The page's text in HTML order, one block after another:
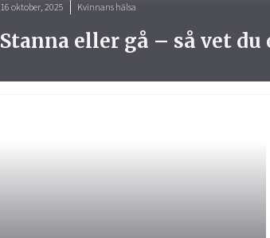
16 oktober, 2025 Kvinnans hälsa
Stanna eller gå – så vet